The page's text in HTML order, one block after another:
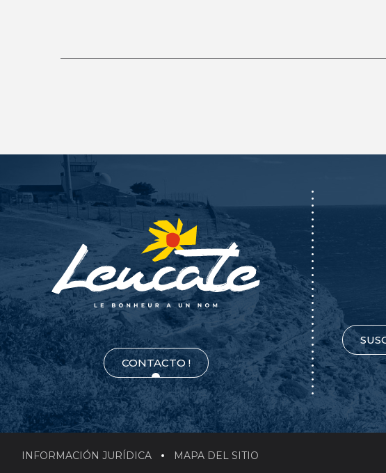
CONTACTO !
INFORMACIÓN JURÍDICA MAPA DEL SITIO